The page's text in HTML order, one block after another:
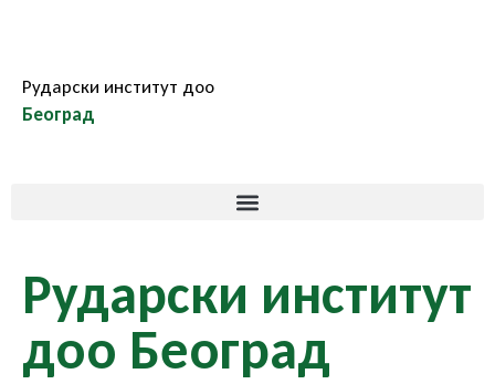
Рударски институт доо
Београд
Рударски институт
доо Београд